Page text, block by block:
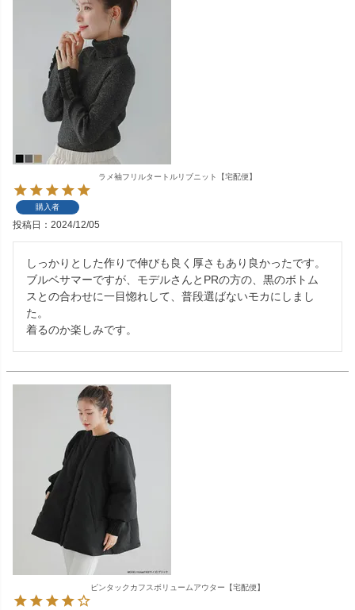
ラメ袖フリルタートルリブニット【宅配便】
購入者
投稿日 2024/12/05
しっかりとした作りで伸びも良く厚さもあり良かったです。
ブルベサマーですが、モデルさんとPRの方の、黒のボトム
スとの合わせに一目惚れして、普段選ばないモカにしまし
た。
ピンタックカフスボリュームアウター【宅配便】